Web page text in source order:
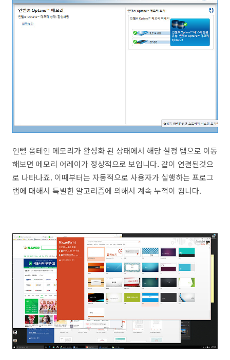
인텔 옵테인 메모리가 활성화 된 상태에서 해당 설정 탭으로 이동
해보면 메모리 어레이가 정상적으로 보입니다. 같이 연결된것으
로 나타나죠. 이때부터는 자동적으로 사용자가 실행하는 프로그
램에 대해서 특별한 알고리즘에 의해서 계속 누적이 됩니다.